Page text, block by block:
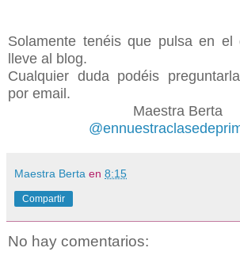
Solamente tenéis que pulsa en
lleve al blog.
Cualquier duda podéis
por email .
Maestra Berta
Maestra Berta en 8:15
Compartir
No hay comentarios: